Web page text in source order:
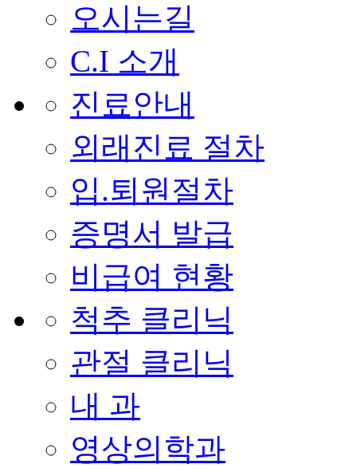
오시는길
C.I 소개
진료안내
외래진료 절차
입.퇴원절차
증명서 발급
비급여 현황
척추 클리닉
관절 클리닉
내 과
영상의학과